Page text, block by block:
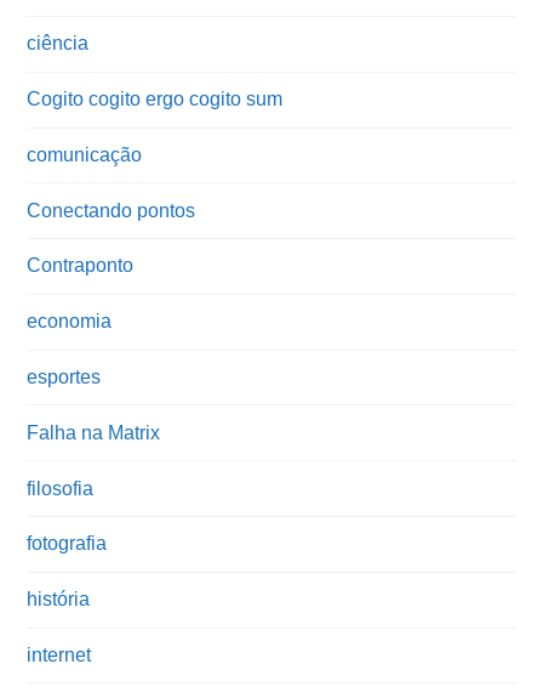
ciência
Cogito cogito ergo cogito sum
comunicação
Conectando pontos
Contraponto
economia
esportes
Falha na Matrix
filosofia
fotografia
história
internet